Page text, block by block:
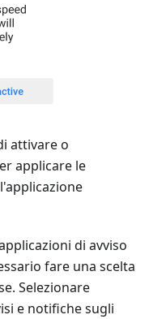
attivare o
applicare le
di avviso
fare una scelta
Selezionare
e notifiche sugli